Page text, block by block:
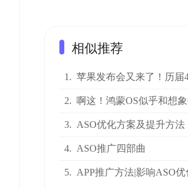
相似推荐
1. 苹果发布会又来了！历届
2. 啊这！鸿蒙OS似乎和想
3. ASO优化方案及提升方法
4. ASO推广四部曲
5. APP推广方法|影响ASO